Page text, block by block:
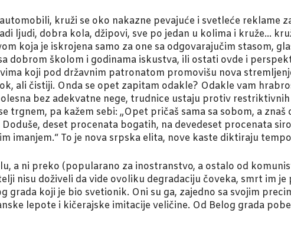
kruži se oko nakazne pevajuće i svetleće reklame
ljudi, dobra kola, džipovi, sve po jedan u kolima i kruže…
koja je iskrojena samo za one sa odgovarajučim stasom,
dobrom školom i godinama iskustva, ili ostati ovde i
koji pod državnim patronatom promovišu nova
ali čistiji. Onda se opet zapitam odakle? Odakle vam
bez adekvatne nege, trudnice ustaju protiv restriktivnih
trgnem, pa kažem sebi: „Opet pričaš sama sa sobom, a
deset procenata bogatih, na devedeset procenata
imanjem.“ To je nova srpska elita, nove kaste diktiraju
a ni preko (popularano za inostranstvo, a ostalo od
nisu doživeli da vide ovoliku degradaciju čoveka, smrt im je
grada koji je bio svetionik. Oni su ga, zajedno sa svojim
lepote i kičerajske imitacije veličine. Od Belog grada